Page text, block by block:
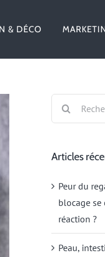
& DÉCO
Rechercher:
Articles
Peur du
blocage se
réaction ?
Peau,